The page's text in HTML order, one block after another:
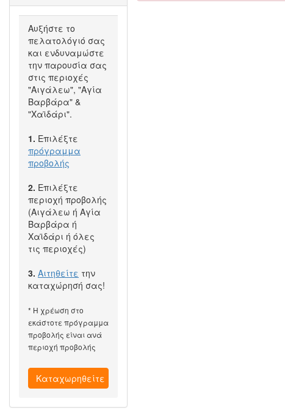
Αυξήστε το
πελατολόγιό σας
και ενδυναμώστε
την παρουσία σας
στις περιοχές
"Αιγάλεω", "Αγία
Βαρβάρα" &
"Χαϊδάρι".
1. Επιλέξτε
πρόγραμμα
προβολής
2. Επιλέξτε
περιοχή προβολής
(Αιγάλεω ή Αγία
Βαρβάρα ή
Χαϊδάρι ή όλες
τις περιοχές)
3. Αιτηθείτε την
καταχώρησή σας!
* Η χρέωση στο
εκάστοτε πρόγραμμα
προβολής είναι ανά
περιοχή προβολής
Καταχωρηθείτε